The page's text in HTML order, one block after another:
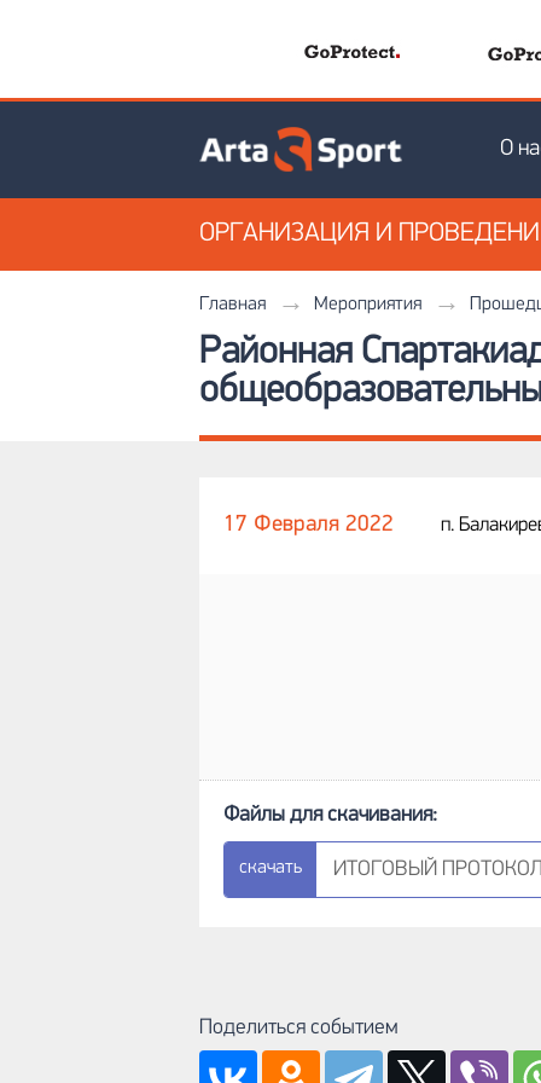
О
ОРГАНИЗАЦИЯ И
Главная Мероприятия
Районная
17 Февраля 2022 п.
ИТОГОВЫЙ ПРОТОКОЛ
Поделиться событием